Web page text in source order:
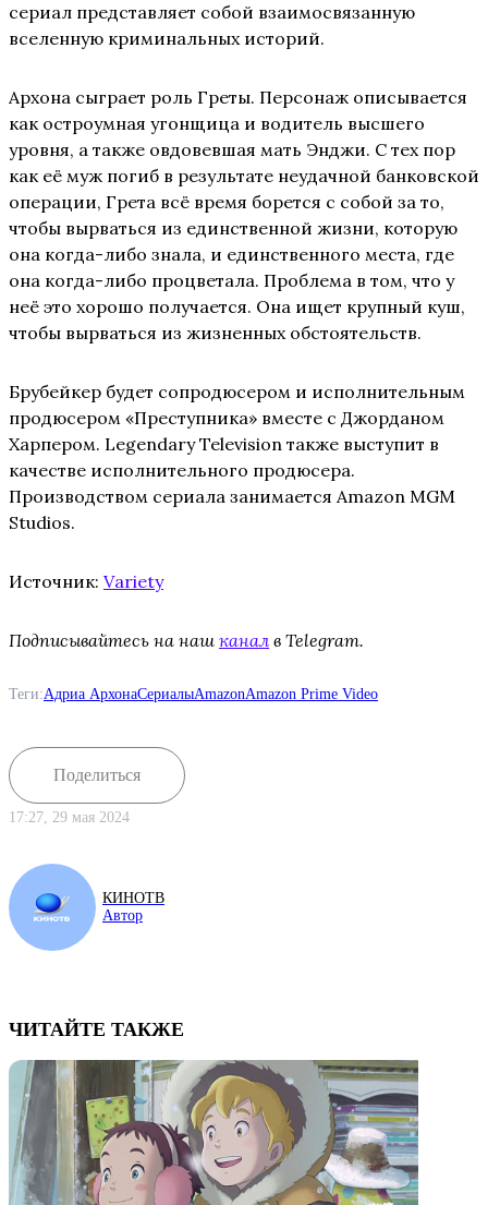
сериал представляет собой взаимосвязанную
вселенную криминальных историй.
Архона сыграет роль Греты. Персонаж описывается
как остроумная угонщица и водитель высшего
уровня, а также овдовевшая мать Энджи. С тех пор
как её муж погиб в результате неудачной банковской
операции, Грета всё время борется с собой за то,
чтобы вырваться из единственной жизни, которую
она когда-либо знала, и единственного места, где
она когда-либо процветала. Проблема в том, что у
неё это хорошо получается. Она ищет крупный куш,
чтобы вырваться из жизненных обстоятельств.
Брубейкер будет сопродюсером и исполнительным
продюсером «Преступника» вместе с Джорданом
Харпером. Legendary Television также выступит в
качестве исполнительного продюсера.
Производством сериала занимается Amazon MGM
Studios.
Источник: Variety
Подписывайтесь на наш канал в Telegram.
Теги:Адриа АрхонаСериалыAmazonAmazon Prime Video
Поделиться
17:27, 29 мая 2024
КИНОТВ
Автор
ЧИТАЙТЕ ТАКЖЕ